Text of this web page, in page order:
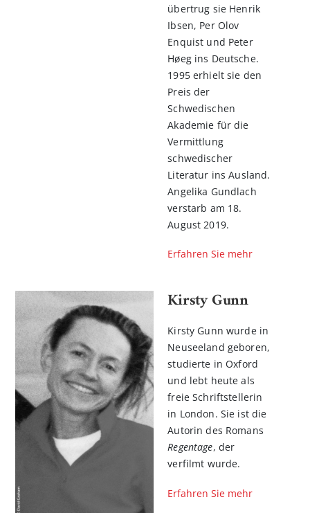
übertrug sie Henrik
Ibsen, Per Olov
Enquist und Peter
Høeg ins Deutsche.
1995 erhielt sie den
Preis der
Schwedischen
Akademie für die
Vermittlung
schwedischer
Literatur ins Ausland.
Angelika Gundlach
verstarb am 18.
August 2019.
Erfahren Sie mehr
Kirsty Gunn
Kirsty Gunn wurde in
Neuseeland geboren,
studierte in Oxford
und lebt heute als
freie Schriftstellerin
in London. Sie ist die
Autorin des Romans
Regentage, der
verfilmt wurde.
Erfahren Sie mehr